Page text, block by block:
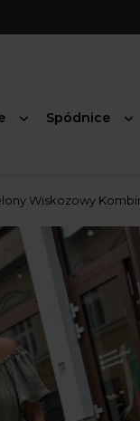
Spódnice
Wiskozowy